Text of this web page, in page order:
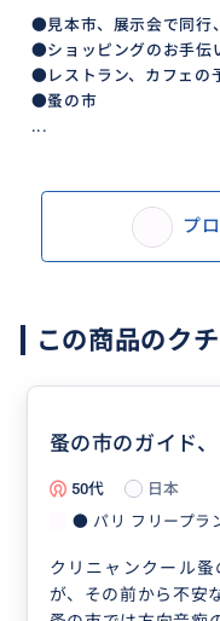
と思います。
【参加人数、日程な
・１〜３人まで同一
は、ご質問下さい。
のみ)
・予約の変更は、１回
【その他注意事項】
※ 当日のキャンセル
ご連絡頂けますよう
※ 万が一、約束の時
●見本市、展示会で同行
●ショッピングのお手伝
●レストラン、カフェの
●蚤の市
...
プ
この商品のク
蚤の市のガイド
50代
日本
● パリ フリープラ
クリニャンクール
が、その前から不安